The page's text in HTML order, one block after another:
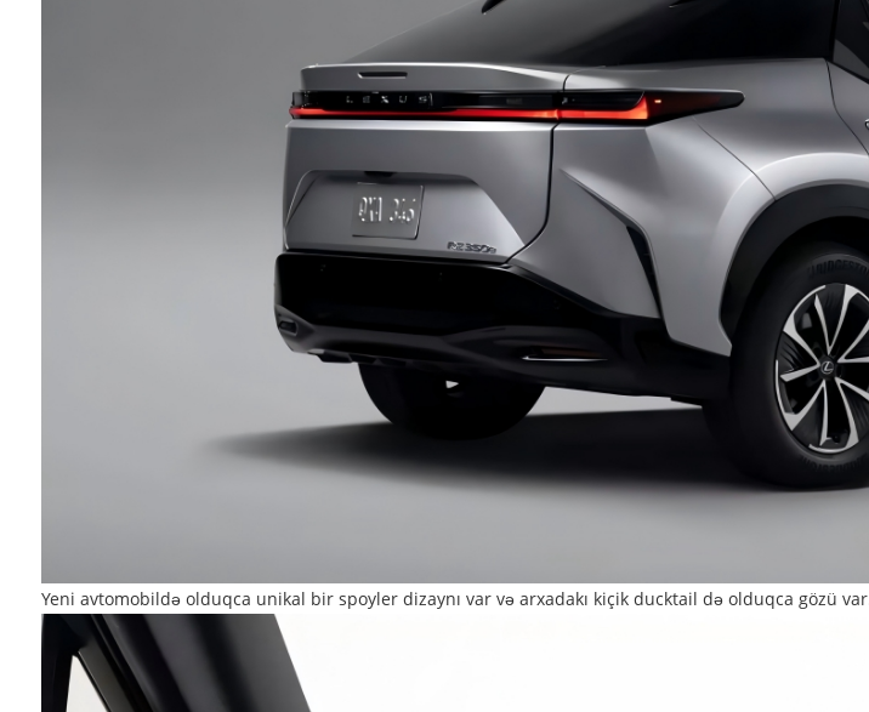
Yeni avtomobildə olduqca unikal bir spoyler dizaynı var və arxadakı kiçik ducktail də olduqca gözü